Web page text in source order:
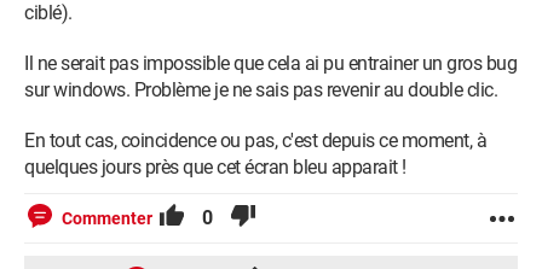
ciblé).
Il ne serait pas impossible que cela ai pu entrainer un gros bug
sur windows. Problème je ne sais pas revenir au double clic.
En tout cas, coincidence ou pas, c'est depuis ce moment, à
quelques jours près que cet écran bleu apparait !
Commenter 0